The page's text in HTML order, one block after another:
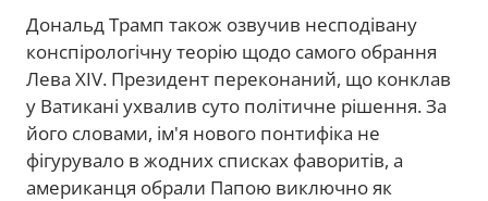
Дональд Трамп також озвучив несподівану
конспірологічну теорію щодо самого обрання
Лева XIV. Президент переконаний, що конклав
у Ватикані ухвалив суто політичне рішення. За
його словами, ім'я нового понтифіка не
фігурувало в жодних списках фаворитів, а
американця обрали Папою виключно як